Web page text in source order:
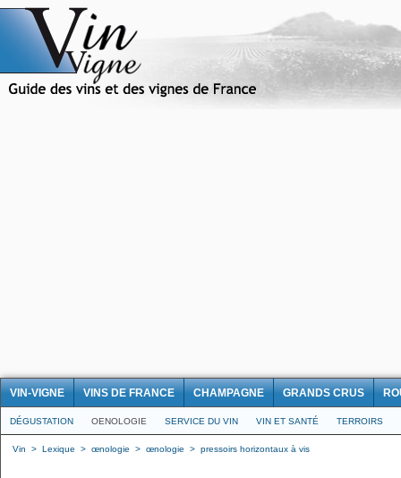
VIN-VIGNE VINS DE FRANCE CHAMPAGNE GRANDS CRUS
DÉGUSTATION OENOLOGIE SERVICE DU VIN VIN ET SANTÉ TERROIRS
Vin > Lexique > œnologie > œnologie > pressoirs horizontaux à vis